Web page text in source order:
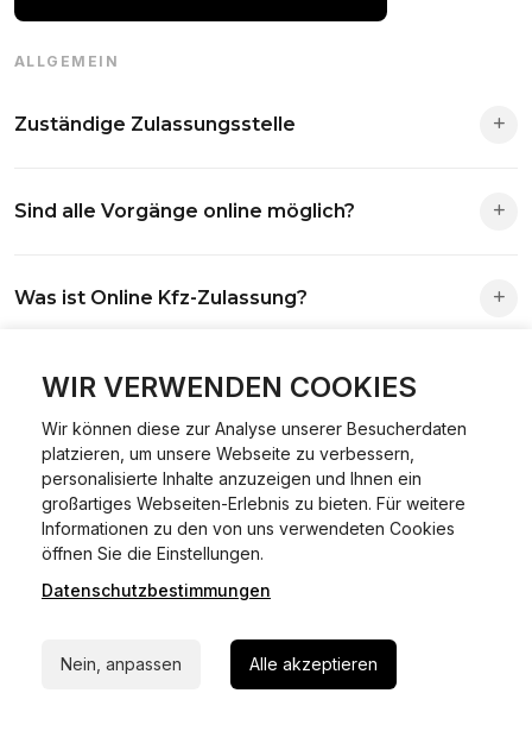
WIR VERWENDEN COOKIES
Wir können diese zur Analyse unserer Besucherdaten
platzieren, um unsere Webseite zu verbessern,
personalisierte Inhalte anzuzeigen und Ihnen ein
großartiges Webseiten-Erlebnis zu bieten. Für weitere
Informationen zu den von uns verwendeten Cookies
öffnen Sie die Einstellungen.
Datenschutzbestimmungen
Nein, anpassen Alle akzeptieren
ALLGEMEIN
Zuständige Zulassungsstelle
Antrag wird automatisch an die richtige Stelle weitergeleitet.
Sind alle Vorgänge online möglich?
Abmeldungen für Fahrzeuge mit Erstzulassung vor dem
Was ist Online Kfz-Zulassung?
ummelden oder abmelden kannst – inklusive Dateneingabe,
Dokumentprüfung und Bezahlung.
Welche Vorteile gibt es?
Zeitersparnis, flexible Durchführung, kein Besuch der
Behörde notwendig.
Welche Unterlagen werden benötigt?
Fahrzeugbrief, Fahrzeugschein, Ausweis oder Reisepass,
Versicherungsnachweis, falls erforderlich TÜV-Bericht.
Wie sicher ist das Verfahren?
Kann ich mein Fahrzeug online ummelden oder
abmelden?